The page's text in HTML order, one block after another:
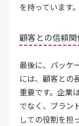
を持っています。
顧客との信頼
最後に、パッケ
には、顧客との
重要です。企業
でなく、ブラン
しての役割を担